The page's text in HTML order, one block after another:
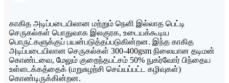
காகித அடிப்படையிலான மற்றும் நெளி இல்லாத பெட்டி
செருகல்கள் பொதுவாக இலகுரக, உடையக்கூடிய
பொருட்களுக்குப் பயன்படுத்தப்படுகின்றன. இந்த காகித
அடிப்படையிலான செருகல்கள் 300-400gsm நிலையான தடிமன்
கொண்டவை, மேலும் குறைந்தபட்சம் 50% நுகர்வோர் பிந்தைய
உள்ளடக்கத்தைக் (மறுசுழற்சி செய்யப்பட்ட கழிவுகள்)
கொண்டிருக்கின்றன.